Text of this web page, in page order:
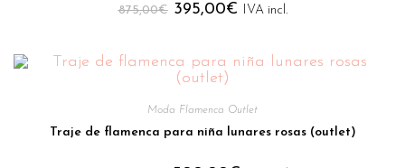
875,00€ 395,00€ IVA incl.
Moda Flamenca Outlet
Traje de flamenca para niña lunares rosas (outlet)